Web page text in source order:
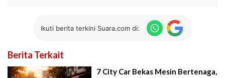
Ikuti berita terkini Suara.com di:
Berita Terkait
7 City Car Bekas Mesin Bertenaga,